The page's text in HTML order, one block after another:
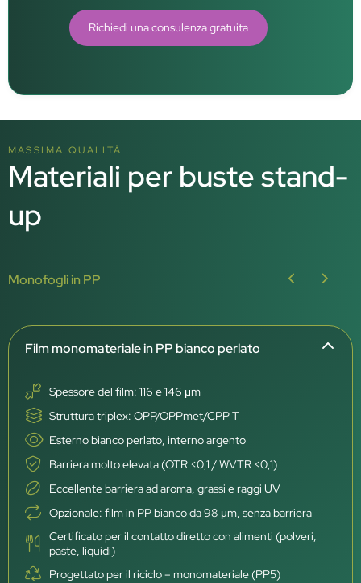
Richiedi una consulenza gratuita
MASSIMA QUALITÀ
Materiali per buste stand-
up
Monofogli in PP
Film monomateriale in PP bianco perlato
Spessore del film: 116 e 146 μm
Struttura triplex: OPP/OPPmet/CPP T
Esterno bianco perlato, interno argento
Barriera molto elevata (OTR <0,1 / WVTR <0,1)
Eccellente barriera ad aroma, grassi e raggi UV
Opzionale: film in PP bianco da 98 μm, senza barriera
Certificato per il contatto diretto con alimenti (polveri,
paste, liquidi)
Progettato per il riciclo – monomateriale (PP5)